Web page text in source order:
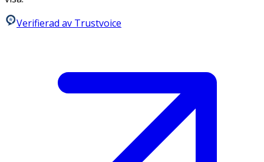
Verifierad av Trustvoice